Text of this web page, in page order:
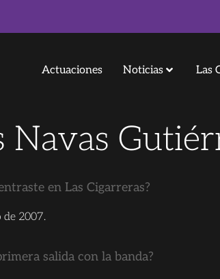
Actuaciones Noticias Las
Navas
en Las Cigarreras?
de 2007.
salida con la banda?